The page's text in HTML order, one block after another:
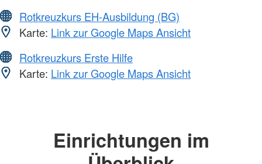
Rotkreuzkurs EH-Ausbildung (BG)
Karte: Link zur Google Maps Ansicht
Rotkreuzkurs Erste Hilfe
Karte: Link zur Google Maps Ansicht
Einrichtungen im